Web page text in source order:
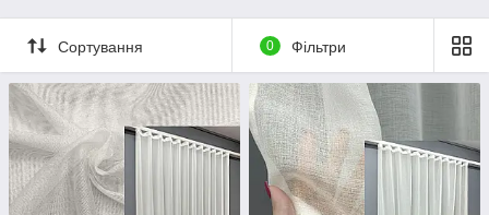
Сортування 0 Фільтри